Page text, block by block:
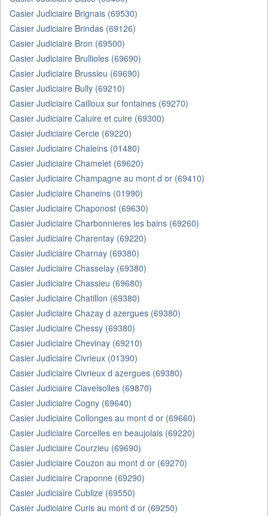
Casier Judiciaire Brignais (69530)
Casier Judiciaire Brindas (69126)
Casier Judiciaire Bron (69500)
Casier Judiciaire Brullioles (69690)
Casier Judiciaire Brussieu (69690)
Casier Judiciaire Bully (69210)
Casier Judiciaire Cailloux sur fontaines (69270)
Casier Judiciaire Caluire et cuire (69300)
Casier Judiciaire Cercie (69220)
Casier Judiciaire Chaleins (01480)
Casier Judiciaire Chamelet (69620)
Casier Judiciaire Champagne au mont d or (69410)
Casier Judiciaire Chaneins (01990)
Casier Judiciaire Chaponost (69630)
Casier Judiciaire Charbonnieres les bains (69260)
Casier Judiciaire Charentay (69220)
Casier Judiciaire Charnay (69380)
Casier Judiciaire Chasselay (69380)
Casier Judiciaire Chassieu (69680)
Casier Judiciaire Chatillon (69380)
Casier Judiciaire Chazay d azergues (69380)
Casier Judiciaire Chessy (69380)
Casier Judiciaire Chevinay (69210)
Casier Judiciaire Civrieux (01390)
Casier Judiciaire Civrieux d azergues (69380)
Casier Judiciaire Claveisolles (69870)
Casier Judiciaire Cogny (69640)
Casier Judiciaire Collonges au mont d or (69660)
Casier Judiciaire Corcelles en beaujolais (69220)
Casier Judiciaire Courzieu (69690)
Casier Judiciaire Couzon au mont d or (69270)
Casier Judiciaire Craponne (69290)
Casier Judiciaire Cublize (69550)
Casier Judiciaire Curis au mont d or (69250)